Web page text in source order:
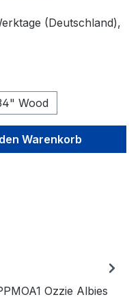
(Deutschland),
Wood
Warenkorb
Ozzie Albies